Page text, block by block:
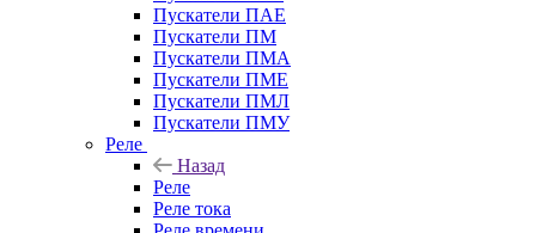
Пускатели ПАЕ
Пускатели ПМ
Пускатели ПМА
Пускатели ПМЕ
Пускатели ПМЛ
Пускатели ПМУ
Реле
Назад
Реле
Реле тока